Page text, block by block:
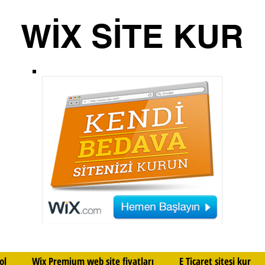
WİX SİTE KUR
Wix Premium web site fiyatları E Ticaret sitesi kur